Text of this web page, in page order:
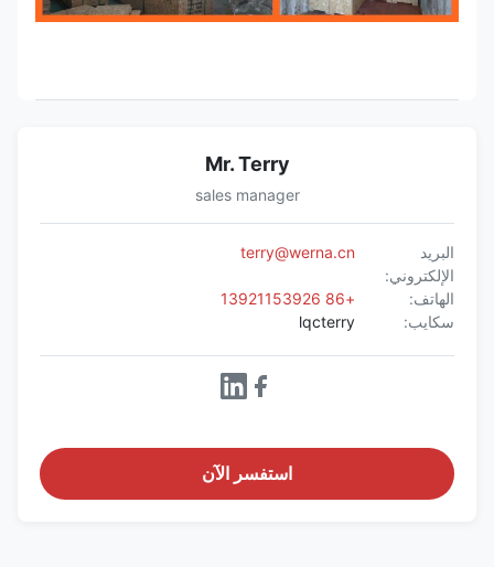
Mr. Terry
sales manager
البريد
الإلكتروني:
terry@werna.cn
الهاتف:
+86 13921153926
سكايب:
lqcterry
استفسر الآن